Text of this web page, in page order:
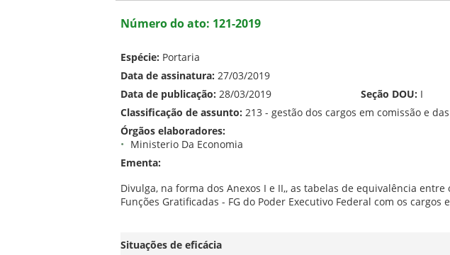
Número do ato: 121-2019
Espécie: Portaria
Data de assinatura: 27/03/2019
Data de publicação: 28/03/2019 Seção DOU: I
Classificação de assunto: 213 - gestão dos cargos em comissão e
Órgãos elaboradores:
Ministerio Da Economia
Ementa:
Divulga, na forma dos Anexos I e II,, as tabelas de equivalência
Funções Gratificadas - FG do Poder Executivo Federal com os
Situações de eficácia